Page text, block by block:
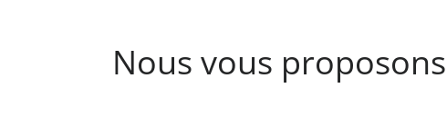
Nous vous proposons